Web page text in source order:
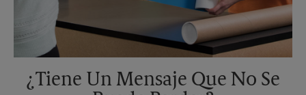
¿Tiene Un Mensaje Que No Se